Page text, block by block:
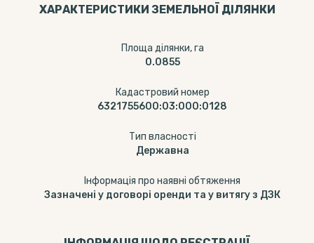
ХАРАКТЕРИСТИКИ ЗЕМЕЛЬНОЇ ДІЛЯНКИ
Площа ділянки, га
0.0855
Кадастровий номер
6321755600:03:000:0128
Тип власності
Державна
Інформація про наявні обтяження
Зазначені у договорі оренди та у витягу з ДЗК